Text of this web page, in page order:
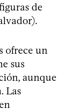
de
ofrece un
sus
aunque
Las